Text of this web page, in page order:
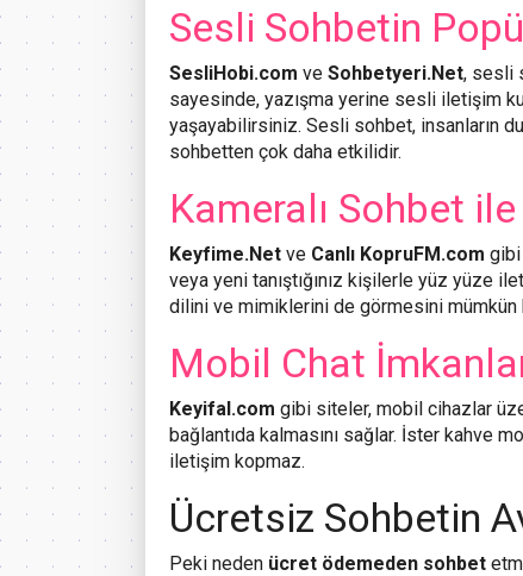
Sesli Sohbetin
SesliHobi.com ve Sohbetyeri.Net, sesli
sayesinde, yazışma yerine sesli iletişim
yaşayabilirsiniz. Sesli sohbet, insanların
sohbetten çok daha etkilidir.
Kameralı Sohbet ile
Keyfime.Net ve Canlı KopruFM.com gibi
veya yeni tanıştığınız kişilerle yüz yüze
dilini ve mimiklerini de görmesini mümkün
Mobil Chat
Keyifal.com gibi siteler, mobil cihazlar
bağlantıda kalmasını sağlar. İster kahve
iletişim kopmaz.
Ücretsiz Sohbetin
Peki neden ücret ödemeden sohbet